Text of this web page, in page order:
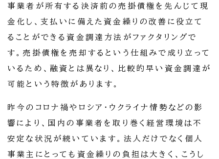
事業者が所有する決済前の売掛債権を先んじて現
金化し、支払いに備えた資金繰りの改善に役立て
ることができる資金調達方法がファクタリングで
す。売掛債権を売却するという仕組みで成り立って
いるため、融資とは異なり、比較的早い資金調達が
可能という特徴があります。
昨今のコロナ禍やロシア・ウクライナ情勢などの影
響により、国内の事業者を取り巻く経営環境は不
安定な状況が続いています。法人だけでなく個人
事業主にとっても資金繰りの負担は大きく、こうし